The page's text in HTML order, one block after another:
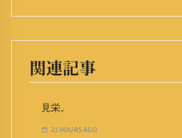
関連記事
見栄。
21 HOURS AGO